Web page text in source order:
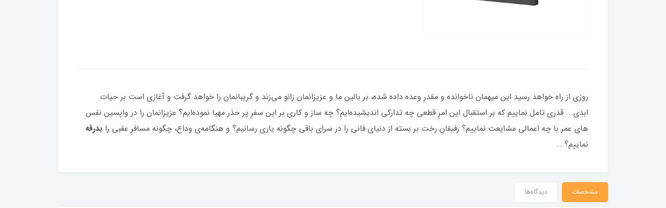
روزی از راه خواهد رسید این میهمان ناخوانده و مقدرِ وعده داده شده، بر بالین ما و عزیزانمان زانو می‌زند و گریبانمان را خواهد گرفت و آغازی است بر حیات
ابدی... قدری تامل نماییم که بر استقبال این امرِ قطعی چه تدارکی اندیشیده‌ایم؟ چه ساز و کاری بر این سفرِ پر حذر مهیا نموده‌ایم؟ عزیزانمان را در واپسین نفس
های عمر با چه اعمالی مشایعت نماییم؟ رفیقانِ رخت بر بسته از دنیای فانی را در سرای باقی چگونه یاری رسانیم؟ و هنگامه‌ی وداع، چگونه مسافرِ عقبی را بدرقه
نماییم؟...
مشخصات دیدگاه‌ها